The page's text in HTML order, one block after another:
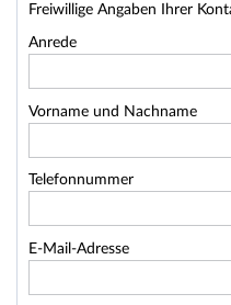
Freiwillige Angaben Ihrer
Anrede
Vorname und Nachname
Telefonnummer
E-Mail-Adresse